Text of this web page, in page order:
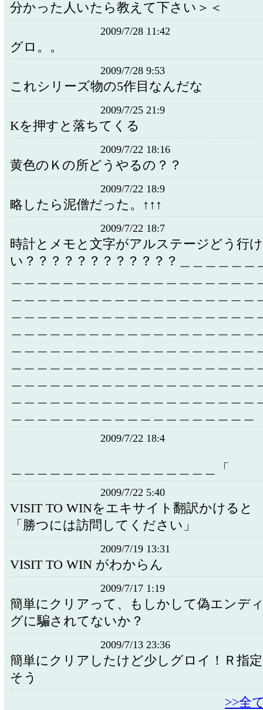
分かった人いたら教えて下さい＞＜
2009/7/28 11:42
グロ。。
2009/7/28 9:53
これシリーズ物の5作目なんだな
2009/7/25 21:9
Kを押すと落ちてくる
2009/7/22 18:16
黄色のＫの所どうやるの？？
2009/7/22 18:9
略したら泥僧だった。↑↑↑
2009/7/22 18:7
時計とメモと文字がアルステージどう行
い？？？？？？？？？？？？＿＿＿＿＿＿
2009/7/22 18:4
＿＿＿＿＿＿＿＿＿＿＿＿＿＿＿＿「
2009/7/22 5:40
VISIT TO WINをエキサイト翻訳かけると
「勝つには訪問してください」
2009/7/19 13:31
VISIT TO WIN がわからん
2009/7/17 1:19
簡単にクリアって、もしかして偽エンデ
グに騙されてないか？
2009/7/13 23:36
簡単にクリアしたけど少しグロイ！Ｒ指
そう
>>全